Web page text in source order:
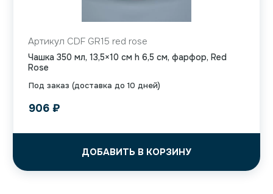
Под заказ (доставка до 10 дней)
Артикул CDF GR15 red rose
Чашка 350 мл, 13,5×10 см h 6,5 см, фарфор, Red
Rose
906 ₽
ДОБАВИТЬ В КОРЗИНУ